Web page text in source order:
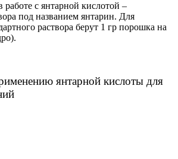
с янтарной кислотой –
под названием янтарин. Для
раствора берут 1 гр порошка на
янтарной кислоты для